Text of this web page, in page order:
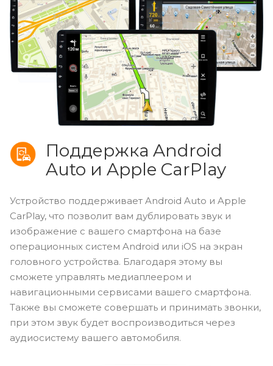
Поддержка Android
Auto и Apple CarPlay
Устройство поддерживает Android Auto и Apple
CarPlay, что позволит вам дублировать звук и
изображение с вашего смартфона на базе
операционных систем Android или iOS на экран
головного устройства. Благодаря этому вы
сможете управлять медиаплеером и
навигационными сервисами вашего смартфона.
Также вы сможете совершать и принимать звонки,
при этом звук будет воспроизводиться через
аудиосистему вашего автомобиля.